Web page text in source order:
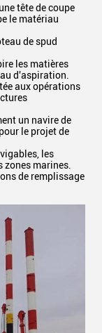
tête de coupe
le matériau
de spud
les matières
d'aspiration.
aux opérations
un navire de
le projet de
les
zones marines.
de remplissage